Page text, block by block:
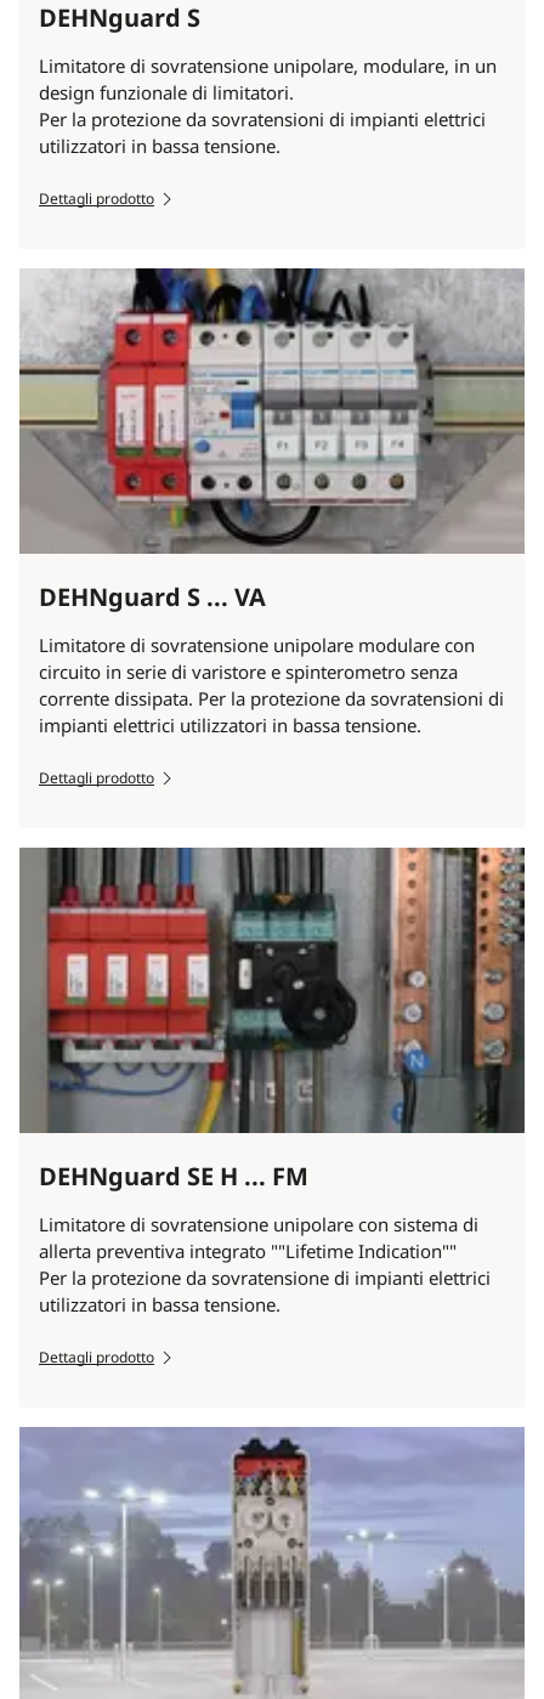
DEHNguard S
Limitatore di sovratensione unipolare, modulare, in un
design funzionale di limitatori.
Per la protezione da sovratensioni di impianti elettrici
utilizzatori in bassa tensione.
Dettagli prodotto
DEHNguard S ... VA
Limitatore di sovratensione unipolare modulare con
circuito in serie di varistore e spinterometro senza
corrente dissipata. Per la protezione da sovratensioni di
impianti elettrici utilizzatori in bassa tensione.
Dettagli prodotto
DEHNguard SE H ... FM
Limitatore di sovratensione unipolare con sistema di
allerta preventiva integrato ""Lifetime Indication""
Per la protezione da sovratensione di impianti elettrici
utilizzatori in bassa tensione.
Dettagli prodotto